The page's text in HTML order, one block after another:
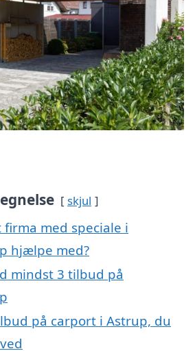
skjul
firma med speciale i
hjælpe med?
mindst 3 tilbud på
på carport i Astrup, du